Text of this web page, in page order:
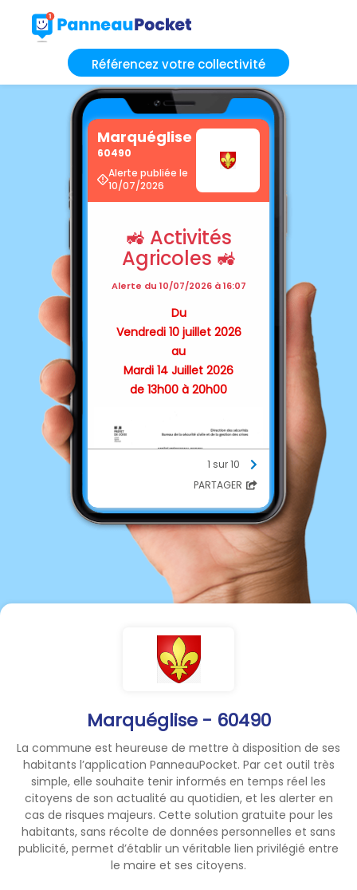
Référencez votre collectivité
Marquéglise - 60490
La commune est heureuse de mettre à disposition de ses
habitants l’application PanneauPocket. Par cet outil très
simple, elle souhaite tenir informés en temps réel les
citoyens de son actualité au quotidien, et les alerter en
cas de risques majeurs. Cette solution gratuite pour les
habitants, sans récolte de données personnelles et sans
publicité, permet d’établir un véritable lien privilégié entre
le maire et ses citoyens.
Marquéglise
60490
Alerte publiée le
10/07/2026
🚜 Activités
Agricoles 🚜
Alerte du 10/07/2026 à 16:07
Du
Vendredi 10 juillet 2026
au
Mardi 14 Juillet 2026
de 13h00 à 20h00
1 sur 10
PARTAGER